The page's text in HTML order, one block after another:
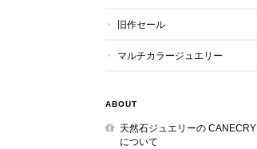
旧作セール
マルチカラージュエリー
ABOUT
天然石ジュエリーの CANECRY
について